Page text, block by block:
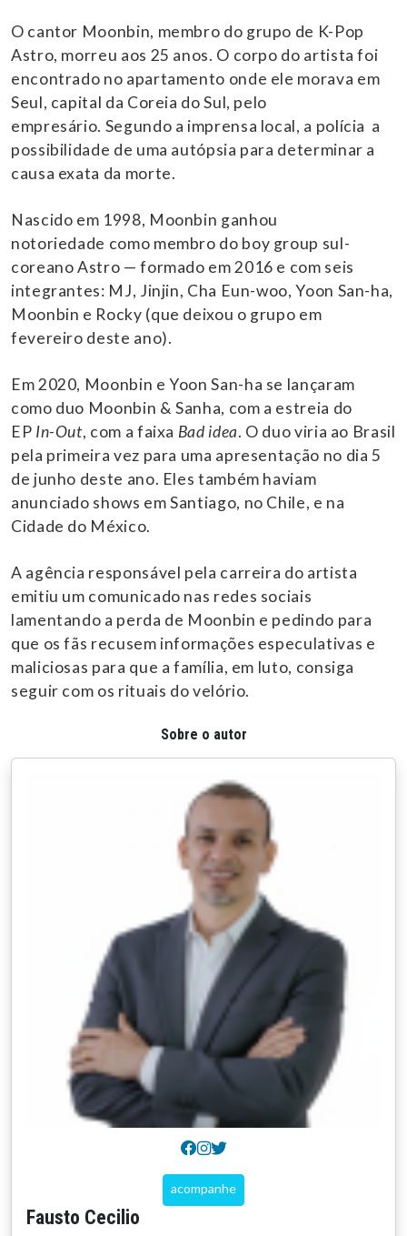
O cantor Moonbin, membro do grupo de K-Pop
Astro, morreu aos 25 anos. O corpo do artista foi
encontrado no apartamento onde ele morava em
Seul, capital da Coreia do Sul, pelo
empresário. Segundo a imprensa local, a polícia a
possibilidade de uma autópsia para determinar a
causa exata da morte.
Nascido em 1998, Moonbin ganhou
notoriedade como membro do boy group sul-
coreano Astro — formado em 2016 e com seis
integrantes: MJ, Jinjin, Cha Eun-woo, Yoon San-ha,
Moonbin e Rocky (que deixou o grupo em
fevereiro deste ano).
Em 2020, Moonbin e Yoon San-ha se lançaram
como duo Moonbin & Sanha, com a estreia do
EP In-Out, com a faixa Bad idea. O duo viria ao Brasil
pela primeira vez para uma apresentação no dia 5
de junho deste ano. Eles também haviam
anunciado shows em Santiago, no Chile, e na
Cidade do México.
A agência responsável pela carreira do artista
emitiu um comunicado nas redes sociais
lamentando a perda de Moonbin e pedindo para
que os fãs recusem informações especulativas e
maliciosas para que a família, em luto, consiga
seguir com os rituais do velório.
Sobre o autor
acompanhe
Fausto Cecilio